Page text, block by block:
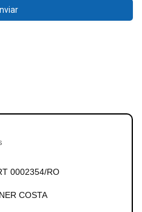
0002354/RO
COSTA